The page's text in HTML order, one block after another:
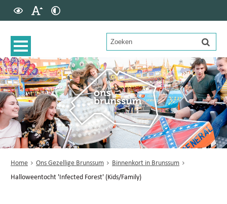
Home Ons Gezellige Brunssum
Binnenkort in Brunssum
Halloweentocht 'Infected Forest' (Kids/Family)